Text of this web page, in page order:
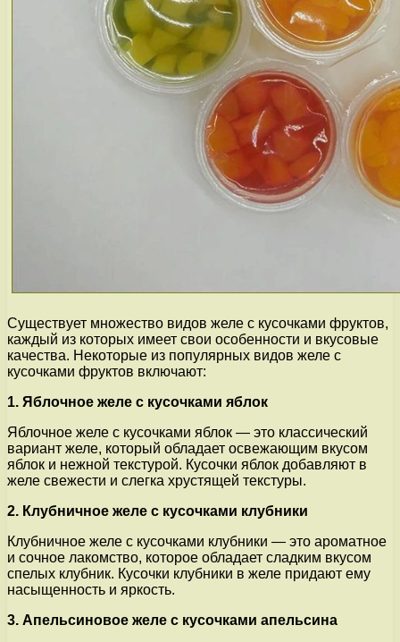
Существует множество видов желе с кусочками фруктов,
каждый из которых имеет свои особенности и вкусовые
качества. Некоторые из популярных видов желе с
кусочками фруктов включают:
1. Яблочное желе с кусочками яблок
Яблочное желе с кусочками яблок — это классический
вариант желе, который обладает освежающим вкусом
яблок и нежной текстурой. Кусочки яблок добавляют в
желе свежести и слегка хрустящей текстуры.
2. Клубничное желе с кусочками клубники
Клубничное желе с кусочками клубники — это ароматное
и сочное лакомство, которое обладает сладким вкусом
спелых клубник. Кусочки клубники в желе придают ему
насыщенность и яркость.
3. Апельсиновое желе с кусочками апельсина